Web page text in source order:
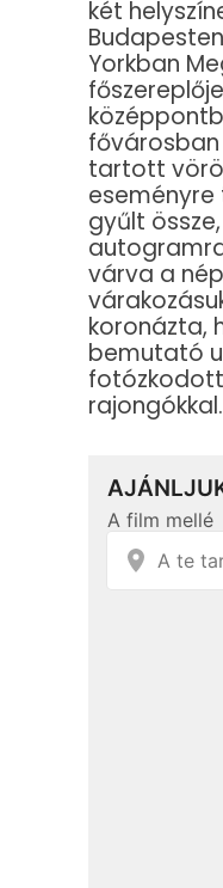
két
Yorkban
fővárosban
tartott
gyűlt
várva a
koronázta,
bemutató
rajongókkal.